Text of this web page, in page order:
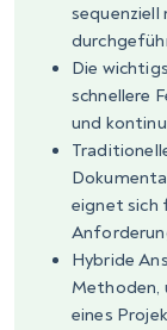
sequenziell
Die
schnellere
und
eignet sich
Hybride
Methoden,
eines